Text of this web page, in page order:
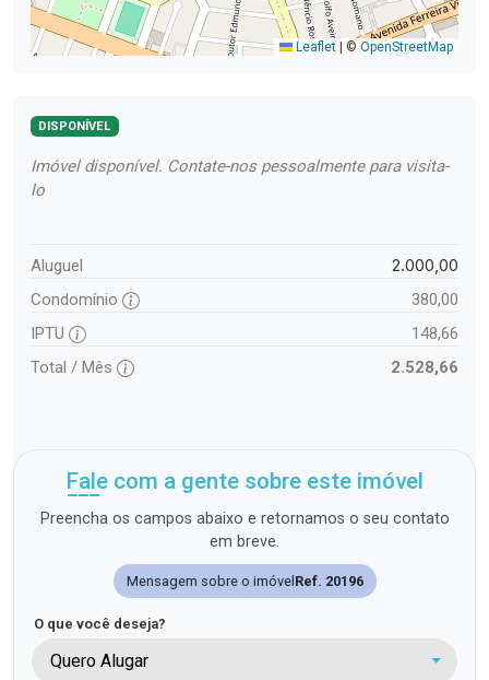
Leaflet |© OpenStreetMap
DISPONÍVEL
Imóvel disponível. Contate-nos pessoalmente para visita-
lo
Aluguel 2.000,00
Condomínio
380,00
IPTU
148,66
Total / Mês
2.528,66
Fale com a gente sobre este imóvel
Preencha os campos abaixo e retornamos o seu contato
em breve.
Mensagem sobre o imóvel Ref. 20196
O que você deseja?
Quero Alugar